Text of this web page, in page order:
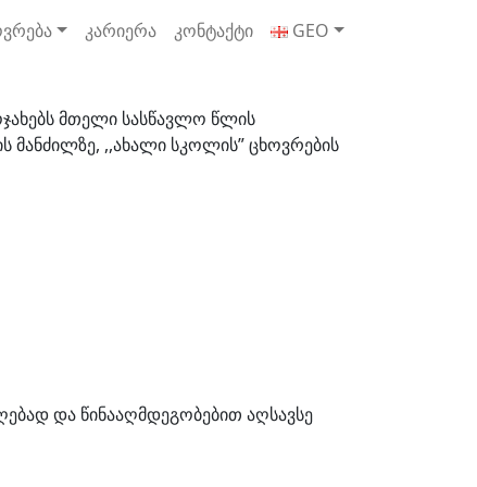
კარიერა კონტაქტი GEO
მთელი სასწავლო წლის
,,ახალი სკოლის” ცხოვრების
და წინააღმდეგობებით აღსავსე